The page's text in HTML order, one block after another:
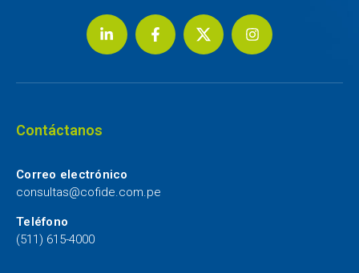
Contáctanos
Correo electrónico
consultas@cofide.com.pe
Teléfono
(511) 615-4000